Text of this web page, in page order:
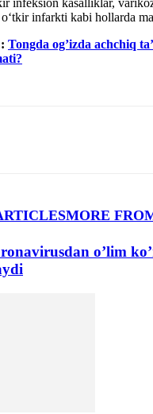
infeksion kasalliklar,
infarkti kabi hollarda
Tongda ogʼizda achchiq
MORE
o’lim